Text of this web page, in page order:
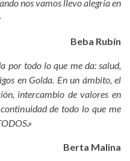
nos vamos llevo alegría en
Beba Rubín
por todo lo que me da: salud,
en Golda. En un ámbito, el
intercambio de valores en
de todo lo que me
Berta Malina